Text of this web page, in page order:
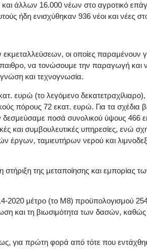
άλλων 16.000 νέων στο αγροτικό
ήδη ενισχύθηκαν 936 νέοι και νέες
οι οποίες παραμένουν
να τονώσουμε την παραγωγή και
και τεχνογνωσία.
ευρώ (το λεγόμενο
πόρους 72 εκατ. ευρώ. Για τα σχέδια
δεσμεύσαμε ποσά συνολικού ύψους 466
συμβουλευτικές υπηρεσίες, ενώ
έργων, ταμιευτήρων νερού και
της μεταποίησης και εμπορίας
2020 μέτρο (το Μ8) προϋπολογισμού
και τη βιωσιμότητα των δασών, καθώς
για πρώτη φορά από τότε που